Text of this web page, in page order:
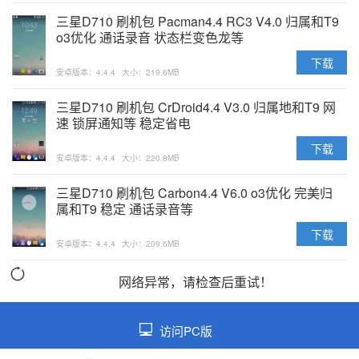
三星D710 刷机包 Pacman4.4 RC3 V4.0 归属和T9
o3优化 通话录音 状态栏变色龙等
安卓版本：4.4.4 大小：219.6MB
下载
三星D710 刷机包 CrDroid4.4 V3.0 归属地和T9 网
速 锁屏通知等 稳定省电
安卓版本：4.4.4 大小：220.8MB
下载
三星D710 刷机包 Carbon4.4 V6.0 o3优化 完美归
属和T9 稳定 通话录音等
安卓版本：4.4.4 大小：209.6MB
下载
网络异常，请检查后重试！
访问PC版